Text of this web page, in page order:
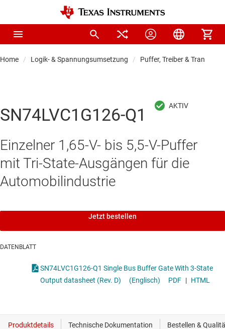
Home Logik- & Spannungsumsetzung Puffer, Treiber &
SN74LVC1G126-Q1
Einzelner 1,65-V- bis 5,5-V-Puffer
mit Tri-State-Ausgängen für die
Automobilindustrie
Jetzt bestellen
DATENBLATT
SN74LVC1G126-Q1 Single Bus Buffer Gate With 3-State
Output datasheet (Rev. D)
(Englisch) PDF | HTML